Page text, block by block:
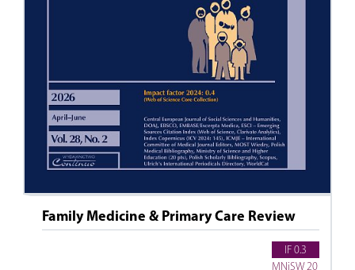
Family Medicine & Primary Care Review
IF 0.3
MNiSW 20